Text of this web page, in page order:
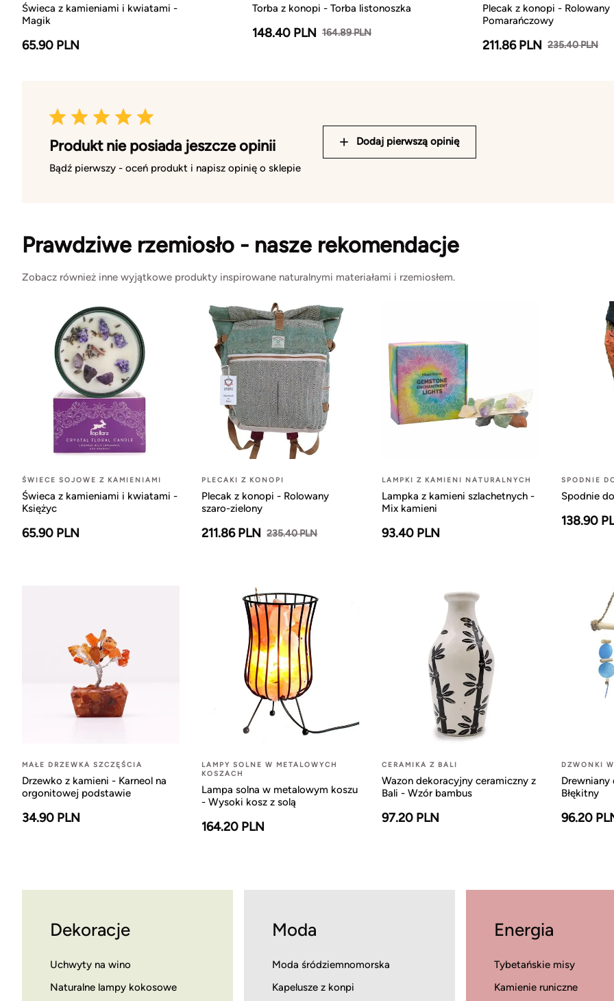
Świeca z kamieniami i kwiatami -
Magik
65.90 PLN
Torba z konopi - Torba listonoszka
148.40 PLN 164.89 PLN
Plecak z konopi - Rolowany
Pomarańczowy
211.86 PLN 235.40 PLN
Produkt nie posiada jeszcze opinii
Bądź pierwszy - oceń produkt i napisz opinię o sklepie
Dodaj pierwszą opinię
Prawdziwe rzemiosło - nasze rekomendacje
Zobacz również inne wyjątkowe produkty inspirowane naturalnymi materiałami i rzemiosłem.
ŚWIECE SOJOWE Z KAMIENIAMI
Świeca z kamieniami i kwiatami -
Księżyc
65.90 PLN
PLECAKI Z KONOPI
Plecak z konopi - Rolowany
szaro-zielony
211.86 PLN 235.40 PLN
LAMPKI Z KAMIENI NATURALNYCH
Lampka z kamieni szlachetnych -
Mix kamieni
93.40 PLN
SPODNIE
Spodnie
138.90
MAŁE DRZEWKA SZCZĘŚCIA
Drzewko z kamieni - Karneol na
orgonitowej podstawie
34.90 PLN
LAMPY SOLNE W METALOWYCH
KOSZACH
Lampa solna w metalowym koszu
- Wysoki kosz z solą
164.20 PLN
CERAMIKA Z BALI
Wazon dekoracyjny ceramiczny z
Bali - Wzór bambus
97.20 PLN
DZWONKI
Błękitny
96.20
Dekoracje
Uchwyty na wino
Naturalne lampy kokosowe
Moda
Moda śródziemnomorska
Kapelusze z konpi
Energia
Tybetańskie misy
Kamienie runiczne